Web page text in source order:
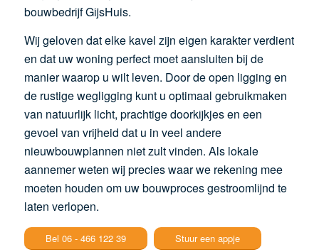
bouwbedrijf GijsHuis.
Wij geloven dat elke kavel zijn eigen karakter verdient
en dat uw woning perfect moet aansluiten bij de
manier waarop u wilt leven. Door de open ligging en
de rustige wegligging kunt u optimaal gebruikmaken
van natuurlijk licht, prachtige doorkijkjes en een
gevoel van vrijheid dat u in veel andere
nieuwbouwplannen niet zult vinden. Als lokale
aannemer weten wij precies waar we rekening mee
moeten houden om uw bouwproces gestroomlijnd te
laten verlopen.
Bel 06 - 466 122 39 Stuur een appje